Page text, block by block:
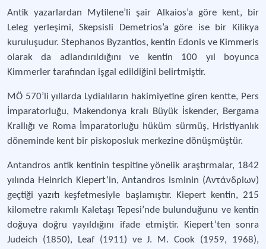
Antik yazarlardan Mytilene’li şair Alkaios’a göre kent, bir
Leleg yerleşimi, Skepsisli Demetrios’a göre ise bir Kilikya
kuruluşudur. Stephanos Byzantios, kentin Edonis ve Kimmeris
olarak da adlandırıldığını ve kentin 100 yıl boyunca
Kimmerler tarafından işgal edildiğini belirtmiştir.
MÖ 570’li yıllarda Lydialıların hakimiyetine giren kentte, Pers
İmparatorluğu, Makendonya kralı Büyük İskender, Bergama
Krallığı ve Roma İmparatorluğu hüküm sürmüş, Hristiyanlık
döneminde kent bir piskoposluk merkezine dönüşmüştür.
Antandros antik kentinin tespitine yönelik araştırmalar, 1842
yılında Heinrich Kiepert’in, Antandros isminin (Αντάνδρiων)
geçtiği yazıtı keşfetmesiyle başlamıştır. Kiepert kentin, 215
kilometre rakımlı Kaletaşı Tepesi’nde bulunduğunu ve kentin
doğuya doğru yayıldığını ifade etmiştir. Kiepert’ten sonra
Judeich (1850), Leaf (1911) ve J. M. Cook (1959, 1968),